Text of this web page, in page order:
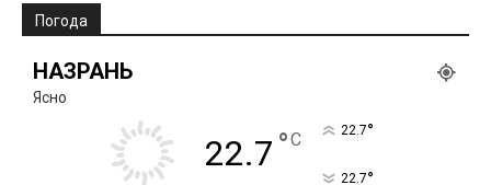
Погода
НАЗРАНЬ
Ясно
22.7 °C 22.7°
22.7°